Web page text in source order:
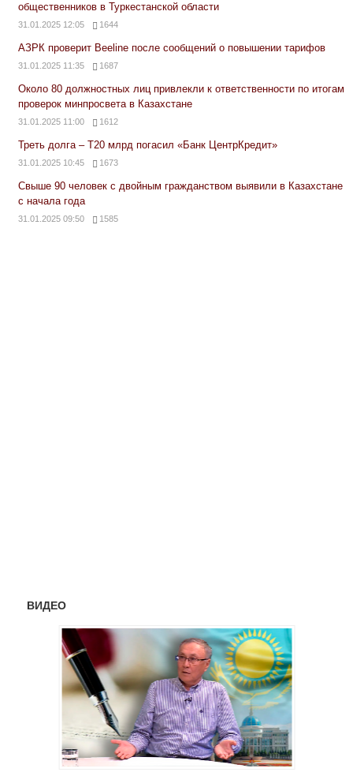
общественников в Туркестанской области
31.01.2025 12:05 1644
АЗРК проверит Beeline после сообщений о повышении тарифов
31.01.2025 11:35 1687
Около 80 должностных лиц привлекли к ответственности по итогам
проверок минпросвета в Казахстане
31.01.2025 11:00 1612
Треть долга – Т20 млрд погасил «Банк ЦентрКредит»
31.01.2025 10:45 1673
Свыше 90 человек с двойным гражданством выявили в Казахстане
с начала года
31.01.2025 09:50 1585
ВИДЕО